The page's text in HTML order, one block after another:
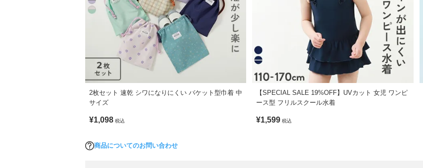
2枚セット 速乾 シワになりにくい バケット型巾着 中
サイズ
¥1,098 税込
【SPECIAL SALE 19%OFF】UVカット 女児 ワンピ
ース型 フリルスクール水着
¥1,599 税込
商品についてのお問い合わせ